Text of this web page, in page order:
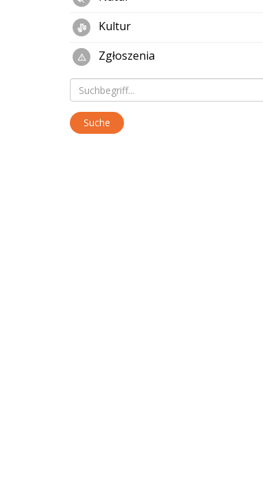
Kultur
Zgłoszenia